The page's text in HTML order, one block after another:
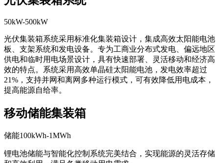
50kW-500kW
光伏集装箱系统采用标准化集装箱设计，集成高效太阳能电池
板、支架系统和发电设备。专为工商业分布式发电、偏远地区
供电和临时用电场景设计，具有快速部署、灵活移动和经济高
效的特点。系统采用高效单晶硅太阳能电池，发电效率超过
21%，支持并网和离网多种运行模式，可有效降低用电成本，
提高能源自给率。
移动储能集装箱
储能100kWh-1MWh
锂电池储能与智能化控制系统完美结合，实现能源的灵活存储